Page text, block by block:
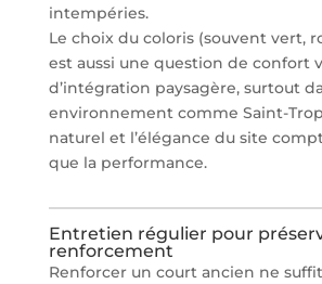
intempéries.
Le choix du coloris (souvent vert,
est aussi une question de confort
d’intégration paysagère, surtout
environnement comme Saint-
naturel et l’élégance du site
que la performance.
Entretien régulier pour
renforcement
Renforcer un court ancien ne